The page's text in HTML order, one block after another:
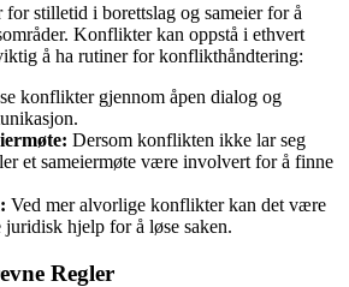
stilletid i borettslag og sameier for å
Konflikter kan oppstå i ethvert
å ha rutiner for konflikthåndtering:
konflikter gjennom åpen dialog og
Dersom konflikten ikke lar seg
et sameiermøte være involvert for å finne
Ved mer alvorlige konflikter kan det være
juridisk hjelp for å løse saken.
Regler